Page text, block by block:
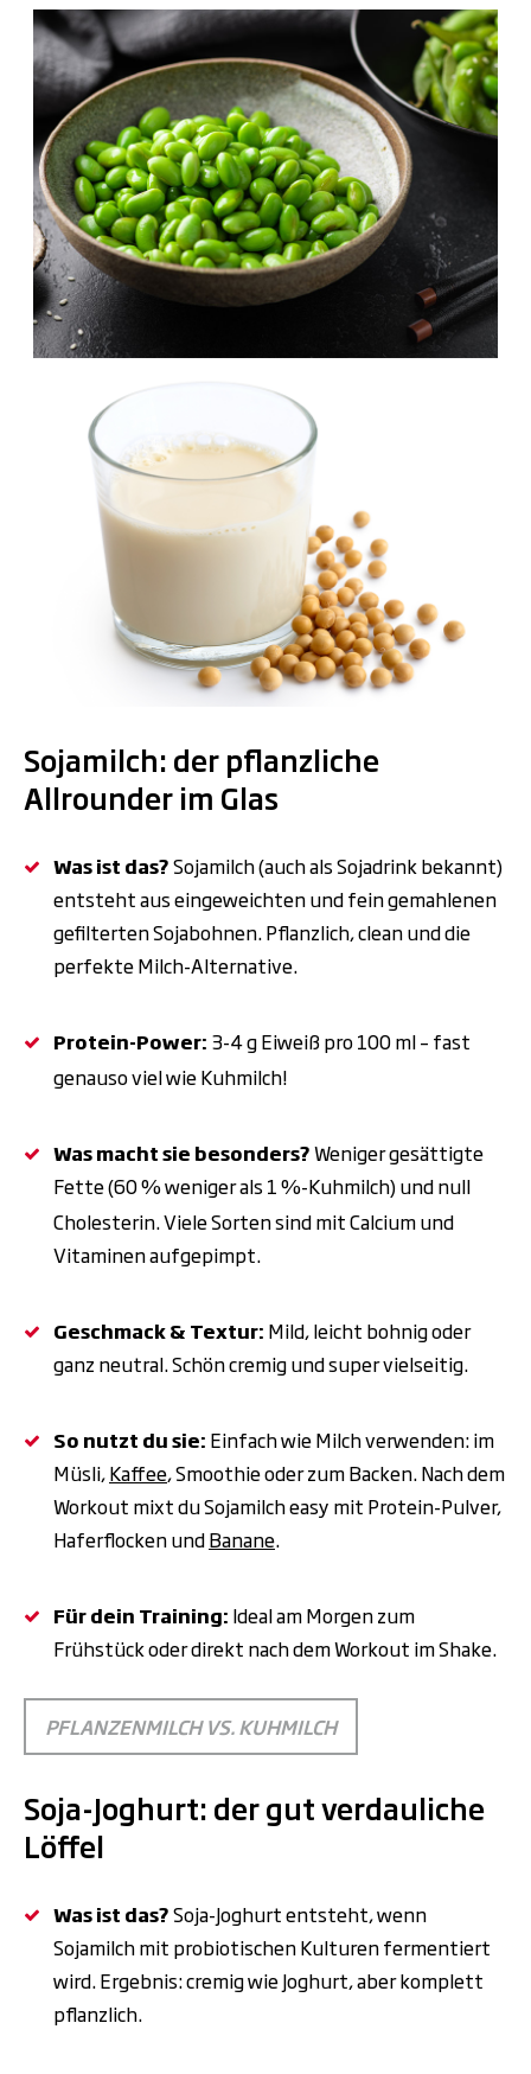
Sojamilch: der pflanzliche
Allrounder im Glas
Was ist das?Sojamilch (auch als Sojadrink bekannt)
entsteht aus eingeweichten und fein gemahlenen
gefilterten Sojabohnen. Pflanzlich, clean und die
perfekte Milch-Alternative.
Protein-Power: 3-4g Eiweißpro 100ml– fast
genauso viel wie Kuhmilch!
Was macht sie besonders?Weniger gesättigte
Fette (60% weniger als 1%-Kuhmilch) und null
Cholesterin. Viele Sorten sind mit Calcium und
Vitaminen aufgepimpt.
Geschmack & Textur: Mild, leicht bohnig oder
ganz neutral. Schön cremig und super vielseitig.
So nutzt du sie: Einfach wie Milch verwenden: im
Müsli,Kaffee, Smoothie oder zum Backen. Nach dem
Workout mixt du Sojamilch easy mit Protein-Pulver,
Haferflocken undBanane.
Für dein Training: Ideal am Morgen zum
Frühstück oder direkt nach dem Workout im Shake.
PFLANZENMILCH VS. KUHMILCH
Soja-Joghurt: der gut verdauliche
Löffel
Was ist das?Soja-Joghurt entsteht, wenn
Sojamilch mit probiotischen Kulturen fermentiert
wird. Ergebnis: cremig wie Joghurt, aber komplett
pflanzlich.